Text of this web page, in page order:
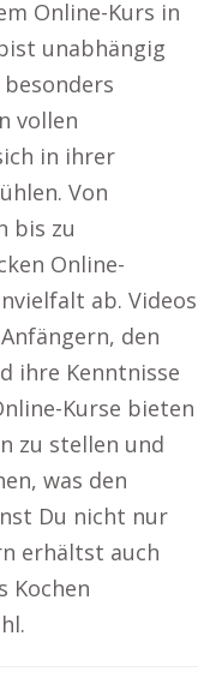
Online-Kurs in
unabhängig
vollen
in ihrer
Von
bis zu
Online-
ab. Videos
den
ihre Kenntnisse
Kurse bieten
zu stellen und
was den
Du nicht nur
erhältst auch
Kochen